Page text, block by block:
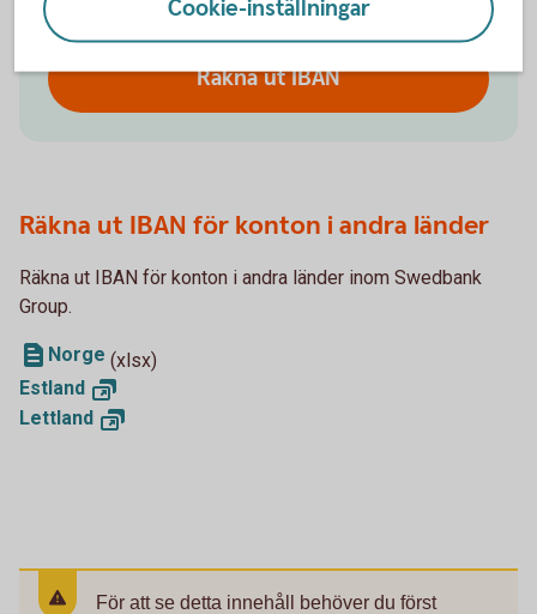
Räkna ut IBAN
Räkna ut IBAN för konton i andra länder
Räkna ut IBAN för konton i andra länder inom Swedbank
Group.
Norge (xlsx)
Estland
Lettland
För att se detta innehåll behöver du först
Cookie-inställningar